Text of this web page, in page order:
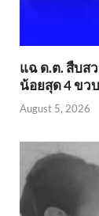
แฉ ด.ต. สืบส
น้อยสุด 4 ขวบ
August 5, 2026